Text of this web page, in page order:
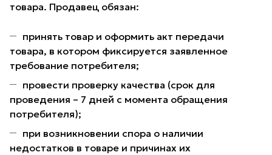
товара. Продавец обязан:
принять товар и оформить акт передачи
товара, в котором фиксируется заявленное
требование потребителя;
провести проверку качества (срок для
проведения – 7 дней с момента обращения
потребителя);
при возникновении спора о наличии
недостатков в товаре и причинах их